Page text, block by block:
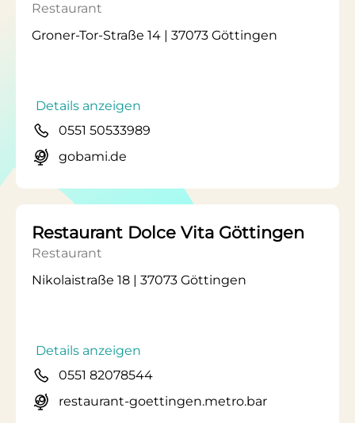
Restaurant
Groner-Tor-Straße 14 | 37073 Göttingen
Details anzeigen
0551 50533989
gobami.de
Restaurant Dolce Vita Göttingen
Restaurant
Nikolaistraße 18 | 37073 Göttingen
Details anzeigen
0551 82078544
restaurant-goettingen.metro.bar